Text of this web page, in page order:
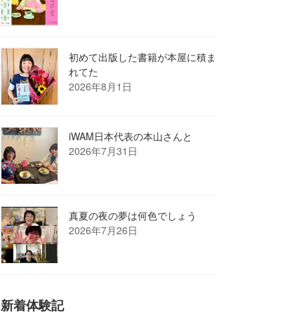
初めて出版した書籍が本屋に積ま
れてた
2026年8月1日
iWAM日本代表の本山さんと
2026年7月31日
真夏の夜の夢は何色でしょう
2026年7月26日
新着体験記